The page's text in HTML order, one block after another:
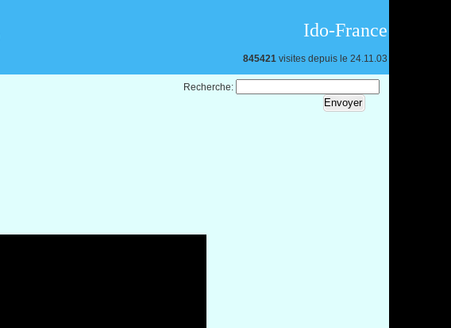
Ido-France
845421 visites depuis le 24.11.03
Recherche: